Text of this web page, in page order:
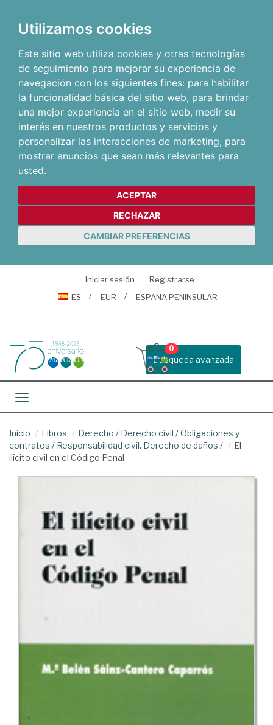
Utilizamos cookies
Este sitio web utiliza cookies y otras tecnologías
de seguimiento para mejorar su experiencia de
navegación con los siguientes fines: para habilitar
la funcionalidad básica del sitio web, para brindar
una mejor experiencia en el sitio web, medir su
interés en nuestros productos y servicios y
personalizar las interacciones de marketing, para
mostrar anuncios que sean más relevantes para
usted.
ACEPTAR
RECHAZAR
CAMBIAR PREFERENCIAS
Iniciar sesión
Registrarse
ES
EUR ESPAÑA PENINSULAR
Busqueda avanzada
0
Toggle navigation
Inicio Libros Derecho / Derecho civil /Obligaciones y
contratos / Responsabilidad civil. Derecho de daños /
El
ilícito civil en el Código Penal